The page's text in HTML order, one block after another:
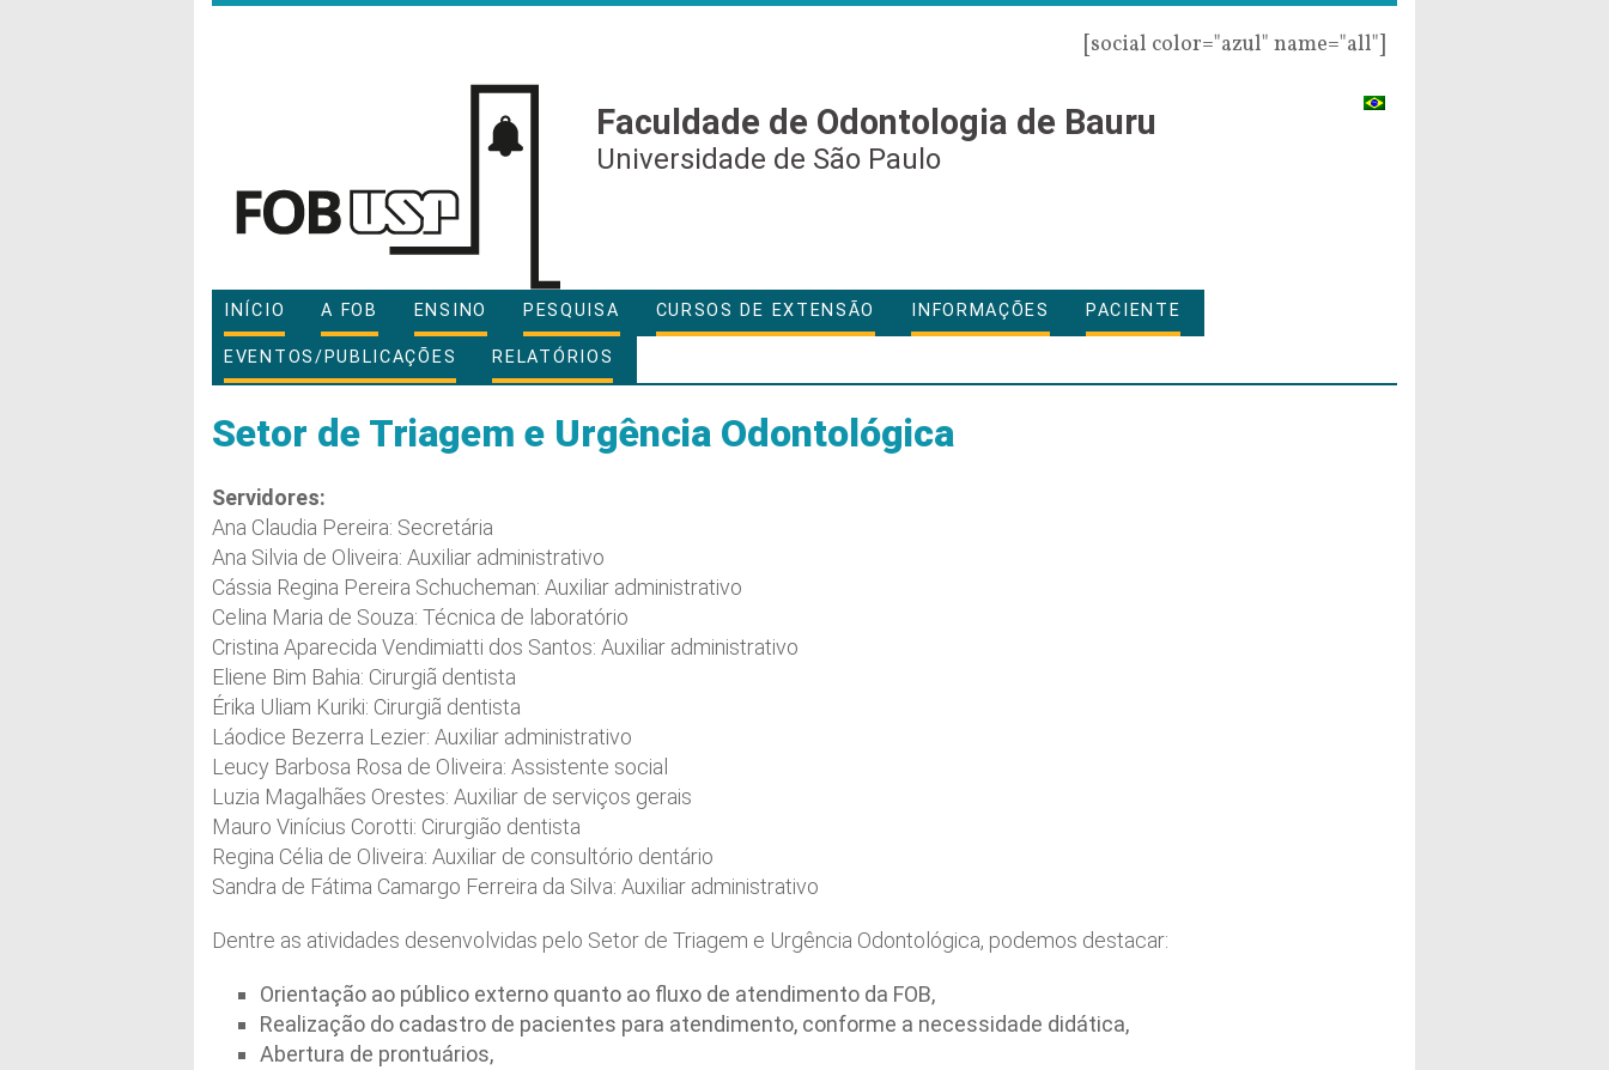
[social color="azul" name="all"]
Faculdade de Odontologia de Bauru
Universidade de São Paulo
INÍCIO A FOB ENSINO PESQUISA CURSOS DE EXTENSÃO INFORMAÇÕES PACIENTE
EVENTOS/PUBLICAÇÕES RELATÓRIOS
Setor de Triagem e Urgência Odontológica
Servidores:
Ana Claudia Pereira: Secretária
Ana Silvia de Oliveira: Auxiliar administrativo
Cássia Regina Pereira Schucheman: Auxiliar administrativo
Celina Maria de Souza: Técnica de laboratório
Cristina Aparecida Vendimiatti dos Santos: Auxiliar administrativo
Eliene Bim Bahia: Cirurgiã dentista
Érika Uliam Kuriki: Cirurgiã dentista
Láodice Bezerra Lezier: Auxiliar administrativo
Leucy Barbosa Rosa de Oliveira: Assistente social
Luzia Magalhães Orestes: Auxiliar de serviços gerais
Mauro Vinícius Corotti: Cirurgião dentista
Regina Célia de Oliveira: Auxiliar de consultório dentário
Sandra de Fátima Camargo Ferreira da Silva: Auxiliar administrativo
Dentre as atividades desenvolvidas pelo Setor de Triagem e Urgência Odontológica, podemos destacar:
Orientação ao público externo quanto ao fluxo de atendimento da FOB,
Realização do cadastro de pacientes para atendimento, conforme a necessidade didática,
Abertura de prontuários,